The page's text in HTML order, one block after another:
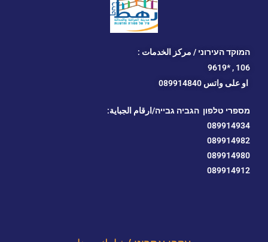
המוקד העירוני / مركز الخدمات :
106 ,
*9619
او على واتس 089914840
מספרי טלפון הגביה גבייה/ارقام الجباية:
089914934
089914982
089914980
089914912